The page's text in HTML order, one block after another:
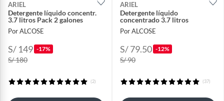
ARIEL
Detergente líquido concentr.
3.7 litros Pack 2 galones
Por ALCOSE
S/ 149 -17%
S/ 180
(2)
ARIEL
Detergente líquido
concentrado 3.7 litros
Por ALCOSE
S/ 79.50 -12%
S/ 90
(37)